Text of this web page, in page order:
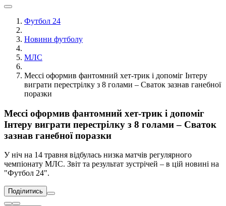
Футбол 24
Новини футболу
МЛС
Мессі оформив фантомний хет-трик і допоміг Інтеру
виграти перестрілку з 8 голами – Сваток зазнав ганебної
поразки
Мессі оформив фантомний хет-трик і допоміг
Інтеру виграти перестрілку з 8 голами – Сваток
зазнав ганебної поразки
У ніч на 14 травня відбулась низка матчів регулярного
чемпіонату МЛС. Звіт та результат зустрічей – в цій новині на
"Футбол 24".
Поділитись